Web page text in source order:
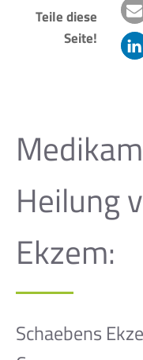
Teile diese
Seite!
e-
Heilung
Ekzem:
Schaebens